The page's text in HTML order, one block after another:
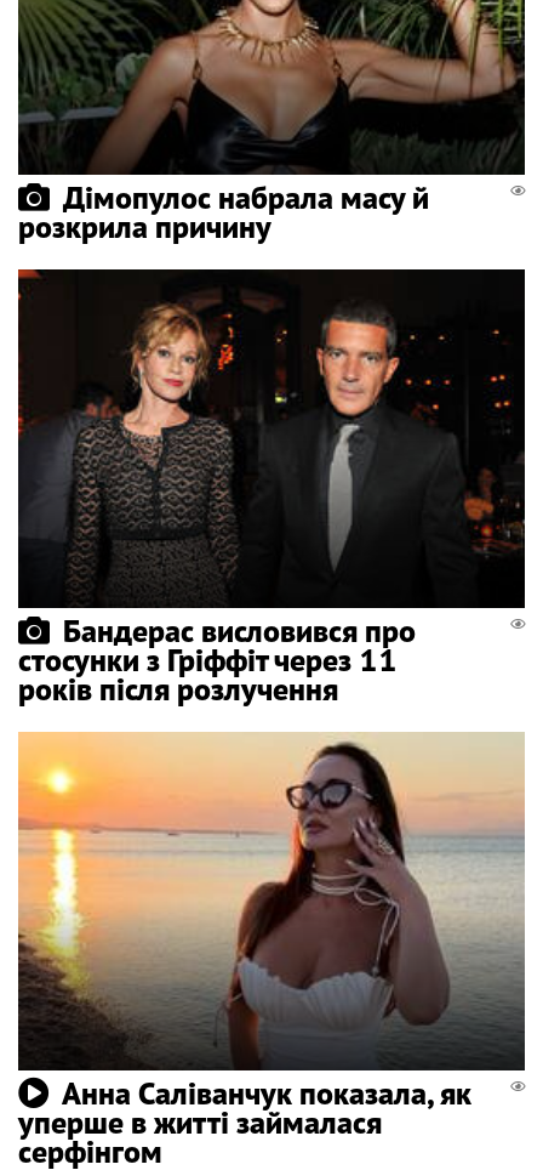
Дімопулос набрала масу й
розкрила причину
Бандерас висловився про
стосунки з Гріффіт через 11
років після розлучення
Анна Саліванчук показала, як
уперше в житті займалася
серфінгом